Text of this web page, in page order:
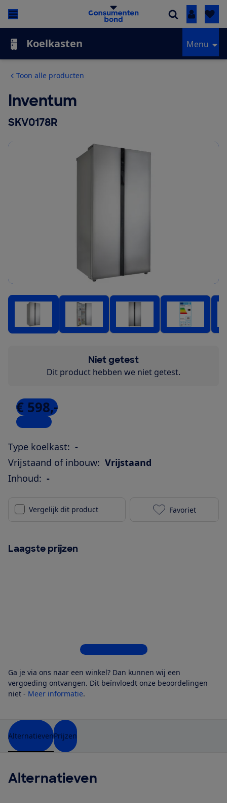
Inloggen
Koelkasten Menu
Toon alle producten
Inventum
SKV0178R
Niet getest
Dit product hebben we niet getest.
€ 598,-
5 winkels
Type koelkast: -
Vrijstaand of inbouw: Vrijstaand
Inhoud: -
Vergelijk dit product Inventum
Favoriet
Laagste prijzen
Bekijk alle 5 winkels
Ga je via ons naar een winkel? Dan kunnen wij een
vergoeding ontvangen. Dit beïnvloedt onze beoordelingen
niet - Meer informatie.
AlternatievenPrijzen
Alternatieven